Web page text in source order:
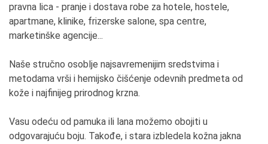
pravna lica - pranje i dostava robe za hotele, hostele,
apartmane, klinike, frizerske salone, spa centre,
marketinške agencije...
Naše stručno osoblje najsavremenijim sredstvima i
metodama vrši i hemijsko čišćenje odevnih predmeta od
kože i najfinijeg prirodnog krzna.
Vasu odeću od pamuka ili lana možemo obojiti u
odgovarajuću boju. Takođe, i stara izbledela kožna jakna